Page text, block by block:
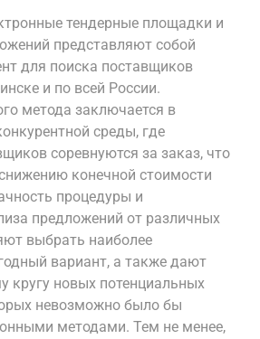
тендерные площадки и
представляют собой
для поиска поставщиков
и по всей России.
метода заключается в
среды, где
соревнуются за заказ, что
конечной стоимости
процедуры и
предложений от различных
выбрать наиболее
вариант, а также дают
кругу новых потенциальных
невозможно было бы
методами. Тем не менее,